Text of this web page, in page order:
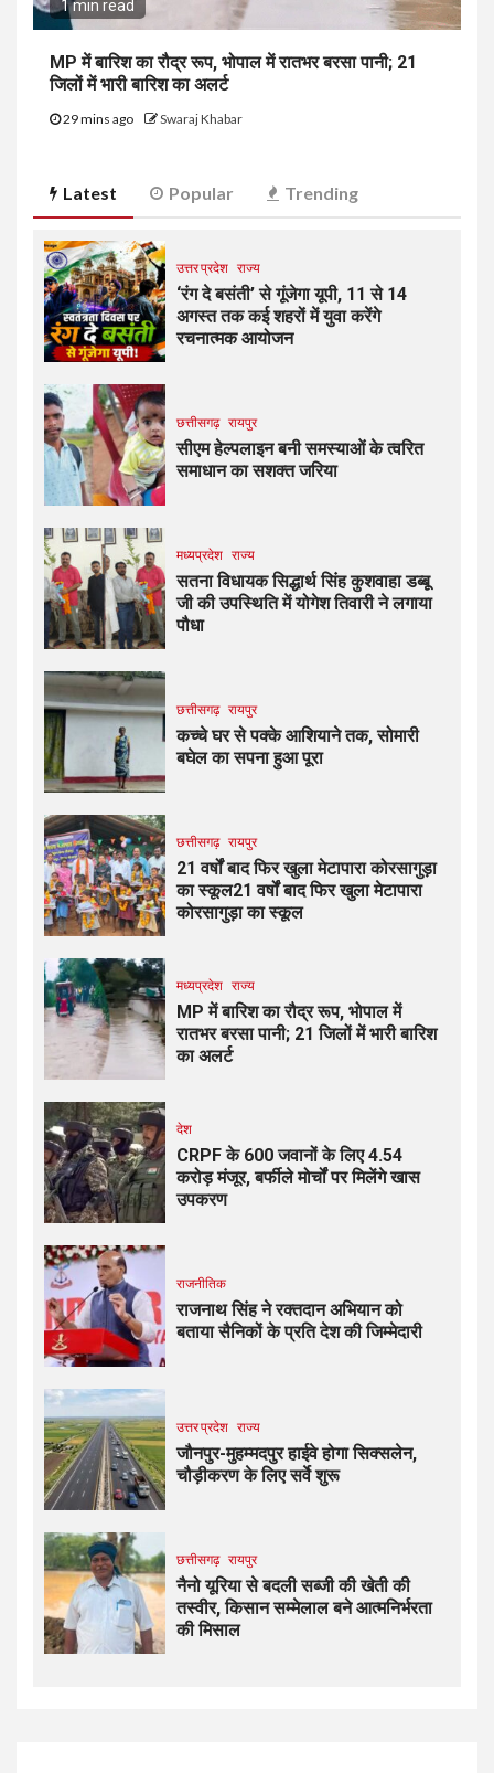
1 min read
MP में बारिश का रौद्र रूप, भोपाल में रातभर बरसा पानी; 21
जिलों में भारी बारिश का अलर्ट
29 mins ago Swaraj Khabar
Latest Popular Trending
उत्तर प्रदेश राज्य
‘रंग दे बसंती’ से गूंजेगा यूपी, 11 से 14
अगस्त तक कई शहरों में युवा करेंगे
रचनात्मक आयोजन
छत्तीसगढ़ रायपुर
सीएम हेल्पलाइन बनी समस्याओं के त्वरित
समाधान का सशक्त जरिया
मध्यप्रदेश राज्य
सतना विधायक सिद्धार्थ सिंह कुशवाहा डब्बू
जी की उपस्थिति में योगेश तिवारी ने लगाया
पौधा
छत्तीसगढ़ रायपुर
कच्चे घर से पक्के आशियाने तक, सोमारी
बघेल का सपना हुआ पूरा
छत्तीसगढ़ रायपुर
21 वर्षों बाद फिर खुला मेटापारा कोरसागुड़ा
का स्कूल21 वर्षों बाद फिर खुला मेटापारा
कोरसागुड़ा का स्कूल
मध्यप्रदेश राज्य
MP में बारिश का रौद्र रूप, भोपाल में
रातभर बरसा पानी; 21 जिलों में भारी बारिश
का अलर्ट
देश
CRPF के 600 जवानों के लिए ₹4.54
करोड़ मंजूर, बर्फीले मोर्चों पर मिलेंगे खास
उपकरण
राजनीतिक
राजनाथ सिंह ने रक्तदान अभियान को
बताया सैनिकों के प्रति देश की जिम्मेदारी
उत्तर प्रदेश राज्य
जौनपुर-मुहम्मदपुर हाईवे होगा सिक्सलेन,
चौड़ीकरण के लिए सर्वे शुरू
छत्तीसगढ़ रायपुर
नैनो यूरिया से बदली सब्जी की खेती की
तस्वीर, किसान सम्मेलाल बने आत्मनिर्भरता
की मिसाल